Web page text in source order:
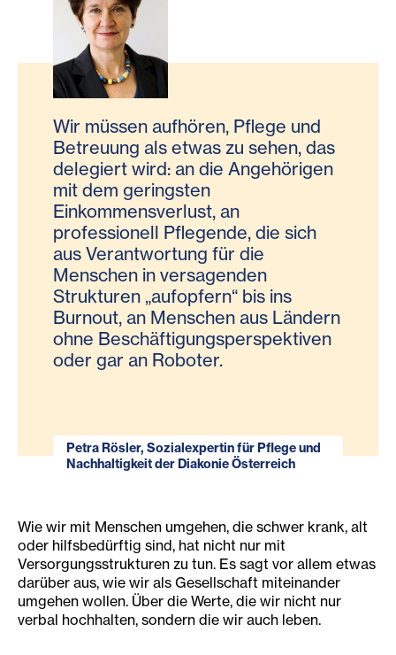
Wir müssen aufhören, Pflege und
Betreuung als etwas zu sehen, das
delegiert wird: an die Angehörigen
mit dem geringsten
Einkommensverlust, an
professionell Pflegende, die sich
aus Verantwortung für die
Menschen in versagenden
Strukturen „aufopfern“ bis ins
Burnout, an Menschen aus Ländern
ohne Beschäftigungsperspektiven
oder gar an Roboter.
Petra Rösler, Sozialexpertin für Pflege und
Nachhaltigkeit der Diakonie Österreich
Wie wir mit Menschen umgehen, die schwer krank, alt
oder hilfsbedürftig sind, hat nicht nur mit
Versorgungsstrukturen zu tun. Es sagt vor allem etwas
darüber aus, wie wir als Gesellschaft miteinander
umgehen wollen. Über die Werte, die wir nicht nur
verbal hochhalten, sondern die wir auch leben.